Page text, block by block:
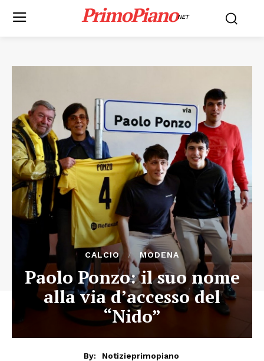
PrimoPianoNET
CALCIO MODENA
Paolo Ponzo: il suo nome
alla via d’accesso del
“Nido”
By:
Notizieprimopiano